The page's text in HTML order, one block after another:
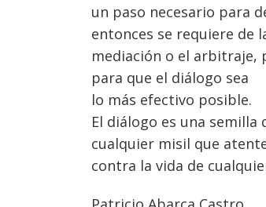
un paso necesario para
entonces se requiere de
mediación o el arbitraje,
para que el diálogo sea
lo más efectivo posible.
El diálogo es una semilla
cualquier misil que
contra la vida de